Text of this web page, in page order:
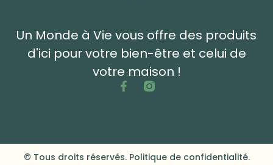
Un Monde à Vie vous offre des produits
d'ici pour votre bien-être et celui de
votre maison !
© Tous droits réservés. Politique de confidentialité.